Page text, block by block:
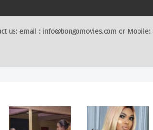
us: email : info@bongomovies.com or